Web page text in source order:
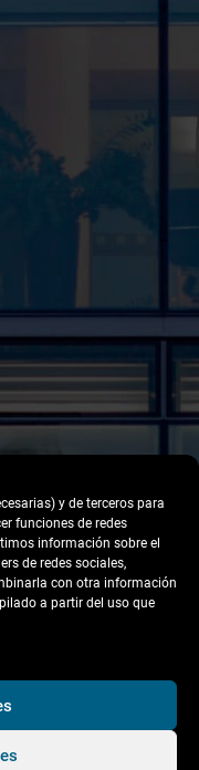
y de terceros para
funciones de redes
información sobre el
de redes sociales,
con otra información
a partir del uso que
© 2026 Kernel